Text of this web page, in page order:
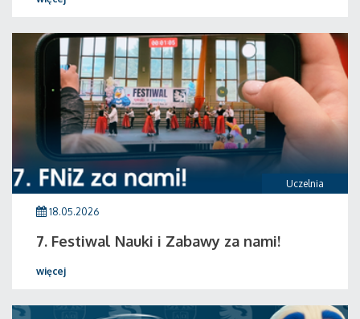
Uczelnia
18.05.2026
7. Festiwal Nauki i Zabawy za nami!
więcej